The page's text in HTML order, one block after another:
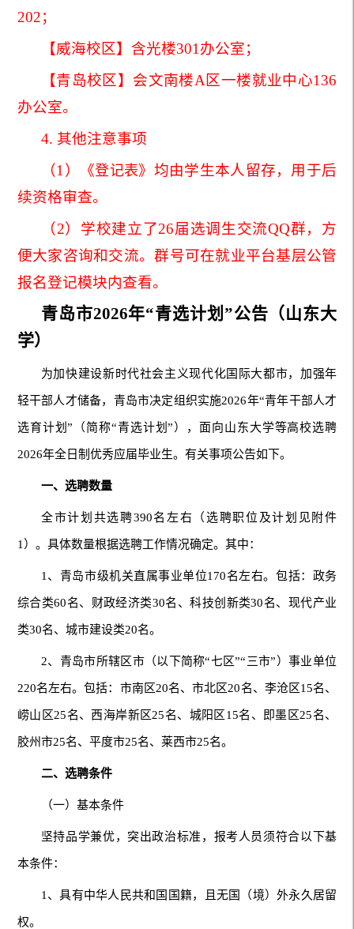
202；
【威海校区】含光楼301办公室；
【青岛校区】会文南楼A区一楼就业中心136
办公室。
4. 其他注意事项
（1）《登记表》均由学生本人留存，用于后
续资格审查。
（2）学校建立了26届选调生交流QQ群，方
便大家咨询和交流。群号可在就业平台基层公管
报名登记模块内查看。
青岛市2026年“青选计划”公告（山东大
学）
为加快建设新时代社会主义现代化国际大都市，加强年
轻干部人才储备，青岛市决定组织实施2026年“青年干部人才
选育计划”（简称“青选计划”），面向山东大学等高校选聘
2026年全日制优秀应届毕业生。有关事项公告如下。
一、选聘数量
全市计划共选聘390名左右（选聘职位及计划见附件
1）。具体数量根据选聘工作情况确定。其中：
1、青岛市级机关直属事业单位170名左右。包括：政务
综合类60名、财政经济类30名、科技创新类30名、现代产业
类30名、城市建设类20名。
2、青岛市所辖区市（以下简称“七区”“三市”）事业单位
220名左右。包括：市南区20名、市北区20名、李沧区15名、
崂山区25名、西海岸新区25名、城阳区15名、即墨区25名、
胶州市25名、平度市25名、莱西市25名。
二、选聘条件
（一）基本条件
坚持品学兼优，突出政治标准，报考人员须符合以下基
本条件：
1、具有中华人民共和国国籍，且无国（境）外永久居留
权。